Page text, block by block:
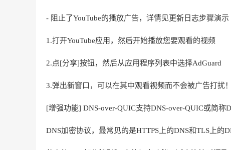
- 阻止了YouTube的播放广告，详情见更新日志步骤演示
1.打开YouTube应用，然后开始播放您要观看的视频
2.点[分享]按钮，然后从应用程序列表中选择AdGuard
3.弹出新窗口，可以在其中观看视频而不会被广告打扰！
[增强功能] DNS-over-QUIC支持DNS-over-QUIC或简称
DNS加密协议，最常见的是HTTPS上的DNS和TLS上的